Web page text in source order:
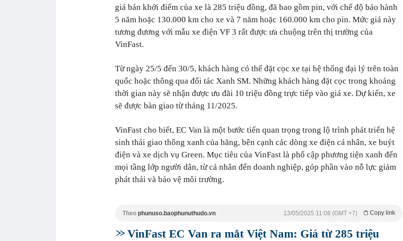
giá bán khởi điểm của xe là 285 triệu đồng, đã bao gồm pin, với chế độ bảo hành
5 năm hoặc 130.000 km cho xe và 7 năm hoặc 160.000 km cho pin. Mức giá này
tương đương với mẫu xe điện VF 3 rất được ưa chuộng trên thị trường của
VinFast.
Từ ngày 25/5 đến 30/5, khách hàng có thể đặt cọc xe tại hệ thống đại lý trên toàn
quốc hoặc thông qua đối tác Xanh SM. Những khách hàng đặt cọc trong khoảng
thời gian này sẽ nhận được ưu đãi 10 triệu đồng trực tiếp vào giá xe. Dự kiến, xe
sẽ được bàn giao từ tháng 11/2025.
VinFast cho biết, EC Van là một bước tiến quan trọng trong lộ trình phát triển hệ
sinh thái giao thông xanh của hãng, bên cạnh các dòng xe điện cá nhân, xe buýt
điện và xe dịch vụ Green. Mục tiêu của VinFast là phổ cập phương tiện xanh đến
mọi tầng lớp người dân, từ cá nhân đến doanh nghiệp, góp phần vào nỗ lực giảm
phát thải và bảo vệ môi trường.
Theo phunuso.baophunuthudo.vn Copy link
13/05/2025 11:08 (GMT +7)
VinFast EC Van ra mắt Việt Nam: Giá từ 285 triệu